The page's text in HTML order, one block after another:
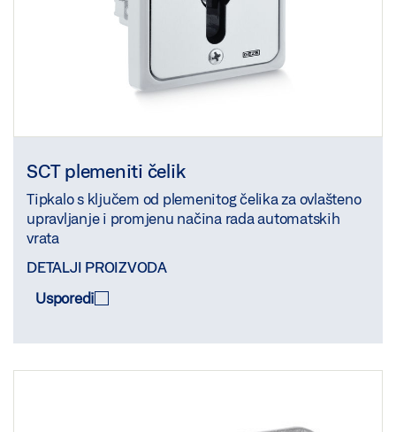
SCT plemeniti čelik
Tipkalo s ključem od plemenitog čelika za ovlašteno
upravljanje i promjenu načina rada automatskih
vrata
DETALJI PROIZVODA
Usporedi